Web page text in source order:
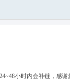
小时内会补链，感